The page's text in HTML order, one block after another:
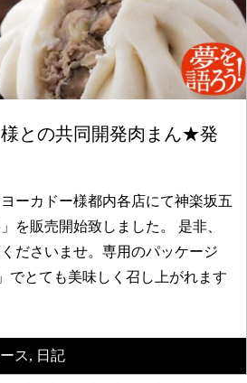
との共同開発肉まん★発
ーカドー様都内各店にて神楽坂五
を販売開始致しました。 是非、
ださいませ。専用のパッケージ
でとても美味しく召し上がれます
ス, 日記